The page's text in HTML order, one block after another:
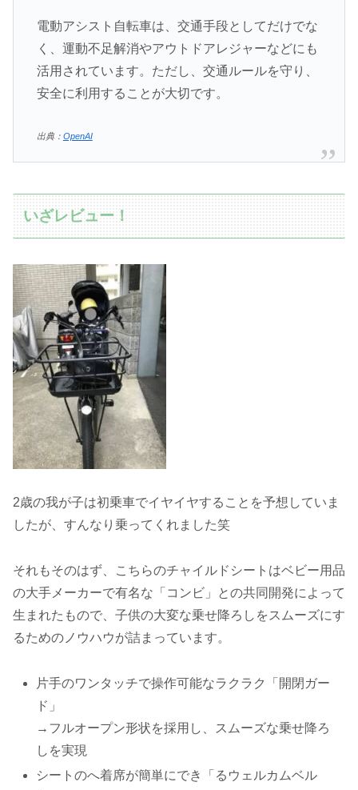
電動アシスト自転車は、交通手段としてだけでな
く、運動不足解消やアウトドアレジャーなどにも
活用されています。ただし、交通ルールを守り、
安全に利用することが大切です。
出典： OpenAI
いざレビュー！
2歳の我が子は初乗車でイヤイヤすることを予想していま
したが、すんなり乗ってくれました笑
それもそのはず、こちらのチャイルドシートはベビー用品
の大手メーカーで有名な「コンビ」との共同開発によって
生まれたもので、子供の大変な乗せ降ろしをスムーズにす
るためのノウハウが詰まっています。
片手のワンタッチで操作可能なラクラク「開閉ガー
ド」
→フルオープン形状を採用し、スムーズな乗せ降ろ
しを実現
シートのへ着席が簡単にでき「るウェルカムベル